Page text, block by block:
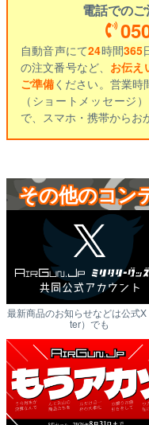
電話での
自動音声にて24時間365
の注文番号など、 お伝え
ご準備ください。営業
（ショートメッセージ
で、スマホ・携帯からお
その他のコン
最新商品のお知らせなどは公式X
ter）でも